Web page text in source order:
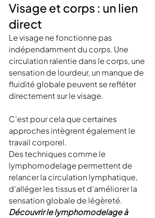
Visage et corps : un lien
direct
Le visage ne fonctionne pas
indépendamment du corps. Une
circulation ralentie dans le corps, une
sensation de lourdeur, un manque de
fluidité globale peuvent se refléter
directement sur le visage.
C’est pour cela que certaines
approches intègrent également le
travail corporel.
Des techniques comme le
lymphomodelage permettent de
relancer la circulation lymphatique,
d’alléger les tissus et d’améliorer la
sensation globale de légèreté.
Découvrir le lymphomodelage à